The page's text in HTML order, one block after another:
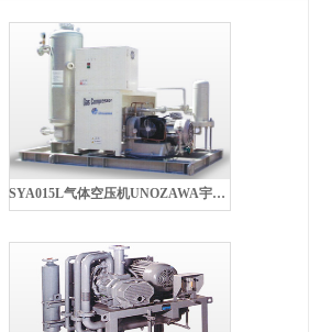
SYA015L气体空压机UNOZAWA宇野泽